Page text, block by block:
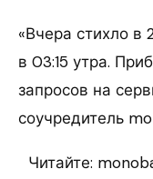
«Вчера стихло в
в 03:15 утра.
запросов на
соучредитель
Читайте: